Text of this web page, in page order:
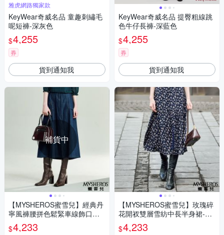
雅虎網路獨家款
KeyWear奇威名品 童趣刺繡毛
呢短褲-深灰色
$4,255
券
貨到通知我
補貨中
【MYSHEROS蜜雪兒】經典丹
寧風褲腰拼色鬆緊車線飾口袋
拉鍊純棉中長A字裙-藍
$4,233
KeyWear奇威名品 提臀粗線跳
色牛仔長褲-深藍色
$4,255
券
貨到通知我
【MYSHEROS蜜雪兒】玫瑰碎
花開衩雙層雪紡中長半身裙-丈
$4,233